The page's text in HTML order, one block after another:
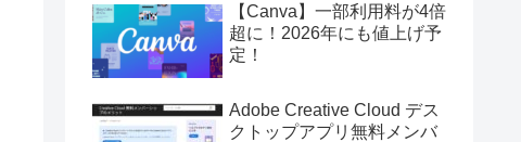
【Canva】一部利用料が4倍
超に！2026年にも値上げ予
定！
Adobe Creative Cloud デス
クトップアプリ無料メンバ